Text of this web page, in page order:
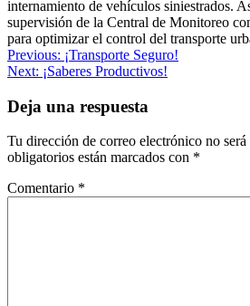
internamiento de vehículos siniestrados.
supervisión de la Central de Monitoreo
para optimizar el control del transporte
Navegación
de
entradas
Previous: ¡Transporte Seguro!
Next: ¡Saberes Productivos!
Deja una respuesta
Tu dirección de correo electrónico no será
obligatorios están marcados con *
Comentario *